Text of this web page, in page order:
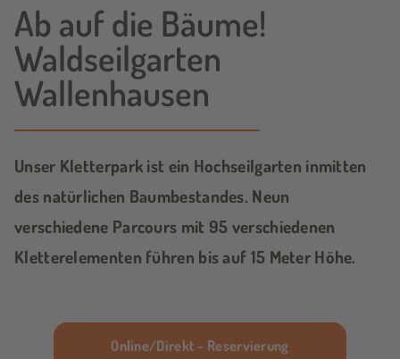
Ab auf die Bäume!
Waldseilgarten
Wallenhausen
Unser Kletterpark ist ein Hochseilgarten inmitten
des natürlichen Baumbestandes. Neun
verschiedene Parcours mit 95 verschiedenen
Kletterelementen führen bis auf 15 Meter Höhe.
Online/Direkt - Reservierung